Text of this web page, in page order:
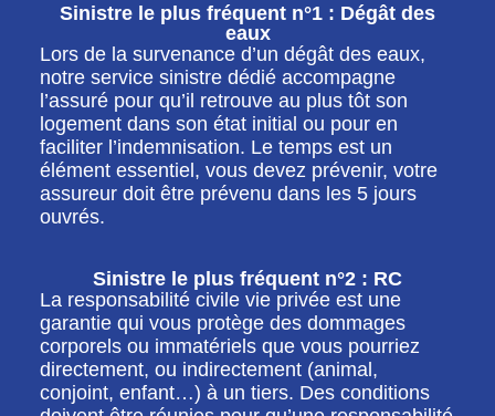
Sinistre le plus fréquent n°1 : Dégât des
eaux
Lors de la survenance d’un dégât des eaux,
notre service sinistre dédié accompagne
l’assuré pour qu’il retrouve au plus tôt son
logement dans son état initial ou pour en
faciliter l’indemnisation. Le temps est un
élément essentiel, vous devez prévenir, votre
assureur doit être prévenu dans les 5 jours
ouvrés.
Sinistre le plus fréquent n°2 : RC
La responsabilité civile vie privée est une
garantie qui vous protège des dommages
corporels ou immatériels que vous pourriez
directement, ou indirectement (animal,
conjoint, enfant…) à un tiers. Des conditions